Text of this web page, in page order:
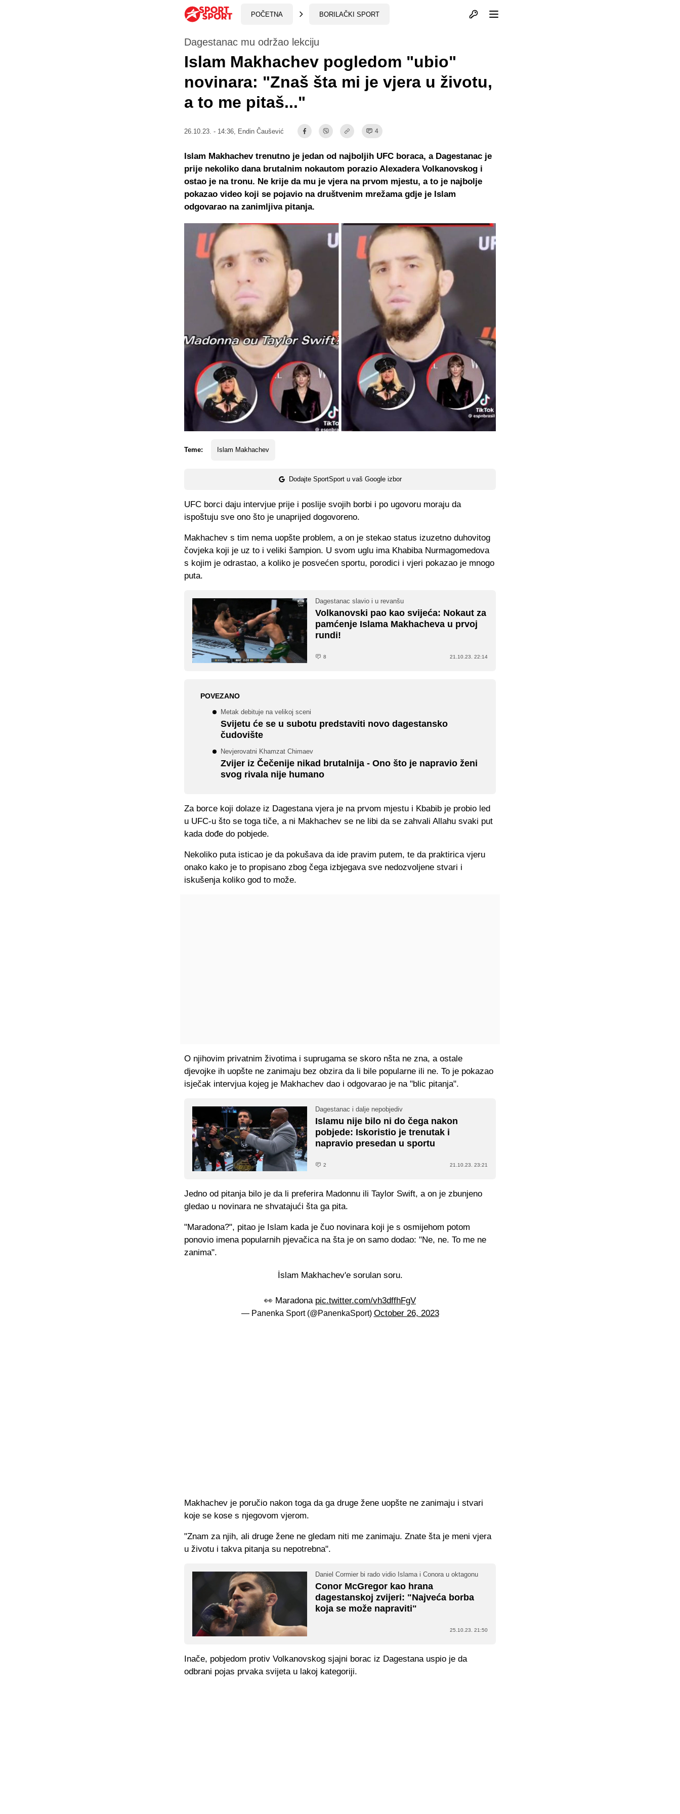
POČETNA BORILAČKI SPORT Otvori profil
Dagestanac mu održao lekciju
Islam Makhachev pogledom "ubio"
novinara: "Znaš šta mi je vjera u životu,
a to me pitaš..."
26.10.23. - 14:36, Endin Čaušević 4
Teme: Islam Makhachev
Dodajte SportSport u vaš Google izbor
Islam Makhachev trenutno je jedan od najboljih UFC boraca, a Dagestanac je
prije nekoliko dana brutalnim nokautom porazio Alexadera Volkanovskog i
ostao je na tronu. Ne krije da mu je vjera na prvom mjestu, a to je najbolje
pokazao video koji se pojavio na društvenim mrežama gdje je Islam
odgovarao na zanimljiva pitanja.
UFC borci daju intervjue prije i poslije svojih borbi i po ugovoru moraju da
ispoštuju sve ono što je unaprijed dogovoreno.
Makhachev s tim nema uopšte problem, a on je stekao status izuzetno duhovitog
čovjeka koji je uz to i veliki šampion. U svom uglu ima Khabiba Nurmagomedova
s kojim je odrastao, a koliko je posvećen sportu, porodici i vjeri pokazao je mnogo
puta.
Dagestanac slavio i u revanšu
Volkanovski pao kao svijeća: Nokaut za
pamćenje Islama Makhacheva u prvoj
rundi!
8 21.10.23. 22:14
POVEZANO
Metak debituje na velikoj sceni
Svijetu će se u subotu predstaviti novo dagestansko
čudovište
Nevjerovatni Khamzat Chimaev
Zvijer iz Čečenije nikad brutalnija - Ono što je napravio ženi
svog rivala nije humano
Za borce koji dolaze iz Dagestana vjera je na prvom mjestu i Kbabib je probio led
u UFC-u što se toga tiče, a ni Makhachev se ne libi da se zahvali Allahu svaki put
kada dođe do pobjede.
Nekoliko puta isticao je da pokušava da ide pravim putem, te da praktirica vjeru
onako kako je to propisano zbog čega izbjegava sve nedozvoljene stvari i
iskušenja koliko god to može.
O njihovim privatnim životima i suprugama se skoro nšta ne zna, a ostale
djevojke ih uopšte ne zanimaju bez obzira da li bile popularne ili ne. To je pokazao
isječak intervjua kojeg je Makhachev dao i odgovarao je na "blic pitanja".
Dagestanac i dalje nepobjediv
Islamu nije bilo ni do čega nakon
pobjede: Iskoristio je trenutak i
napravio presedan u sportu
2 21.10.23. 23:21
Jedno od pitanja bilo je da li preferira Madonnu ili Taylor Swift, a on je zbunjeno
gledao u novinara ne shvatajući šta ga pita.
"Maradona?", pitao je Islam kada je čuo novinara koji je s osmijehom potom
ponovio imena popularnih pjevačica na šta je on samo dodao: "Ne, ne. To me ne
zanima".
İslam Makhachev'e sorulan soru.
👀 Maradona pic.twitter.com/vh3dffhFgV
— Panenka Sport (@PanenkaSport) October 26, 2023
Makhachev je poručio nakon toga da ga druge žene uopšte ne zanimaju i stvari
koje se kose s njegovom vjerom.
"Znam za njih, ali druge žene ne gledam niti me zanimaju. Znate šta je meni vjera
u životu i takva pitanja su nepotrebna".
Daniel Cormier bi rado vidio Islama i Conora u oktagonu
Conor McGregor kao hrana
dagestanskoj zvijeri: "Najveća borba
koja se može napraviti"
25.10.23. 21:50
Inače, pobjedom protiv Volkanovskog sjajni borac iz Dagestana uspio je da
odbrani pojas prvaka svijeta u lakoj kategoriji.